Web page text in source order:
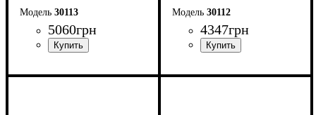
30113
5060грн
Длина - 204,8 см
30112
4347грн
Длина - 204,8 см